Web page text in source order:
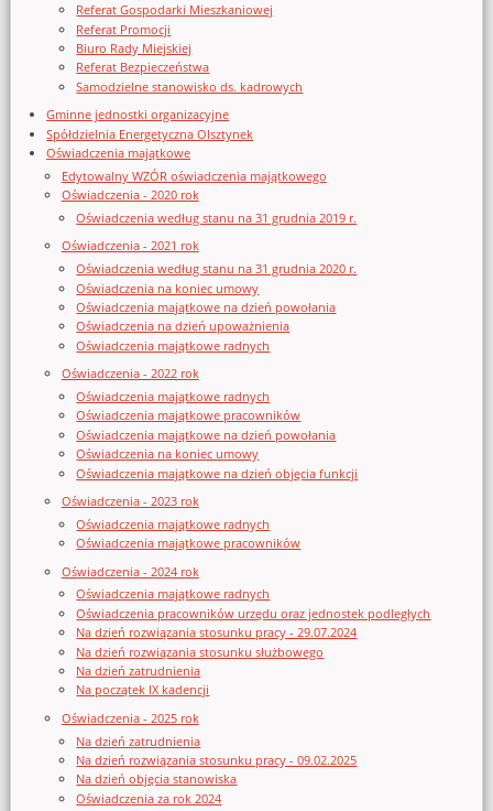
Referat Gospodarki Mieszkaniowej
Referat Promocji
Biuro Rady Miejskiej
Referat Bezpieczeństwa
Samodzielne stanowisko ds. kadrowych
Gminne jednostki organizacyjne
Spółdzielnia Energetyczna Olsztynek
Oświadczenia majątkowe
Edytowalny WZÓR oświadczenia majątkowego
Oświadczenia - 2020 rok
Oświadczenia według stanu na 31 grudnia 2019 r.
Oświadczenia - 2021 rok
Oświadczenia według stanu na 31 grudnia 2020 r.
Oświadczenia na koniec umowy
Oświadczenia majątkowe na dzień powołania
Oświadczenia na dzień upoważnienia
Oświadczenia majątkowe radnych
Oświadczenia - 2022 rok
Oświadczenia majątkowe radnych
Oświadczenia majątkowe pracowników
Oświadczenia majątkowe na dzień powołania
Oświadczenia na koniec umowy
Oświadczenia majątkowe na dzień objęcia funkcji
Oświadczenia - 2023 rok
Oświadczenia majątkowe radnych
Oświadczenia majątkowe pracowników
Oświadczenia - 2024 rok
Oświadczenia majątkowe radnych
Oświadczenia pracowników urzędu oraz jednostek podległych
Na dzień rozwiązania stosunku pracy - 29.07.2024
Na dzień rozwiązania stosunku służbowego
Na dzień zatrudnienia
Na początek IX kadencji
Oświadczenia - 2025 rok
Na dzień zatrudnienia
Na dzień rozwiązania stosunku pracy - 09.02.2025
Na dzień objęcia stanowiska
Oświadczenia za rok 2024